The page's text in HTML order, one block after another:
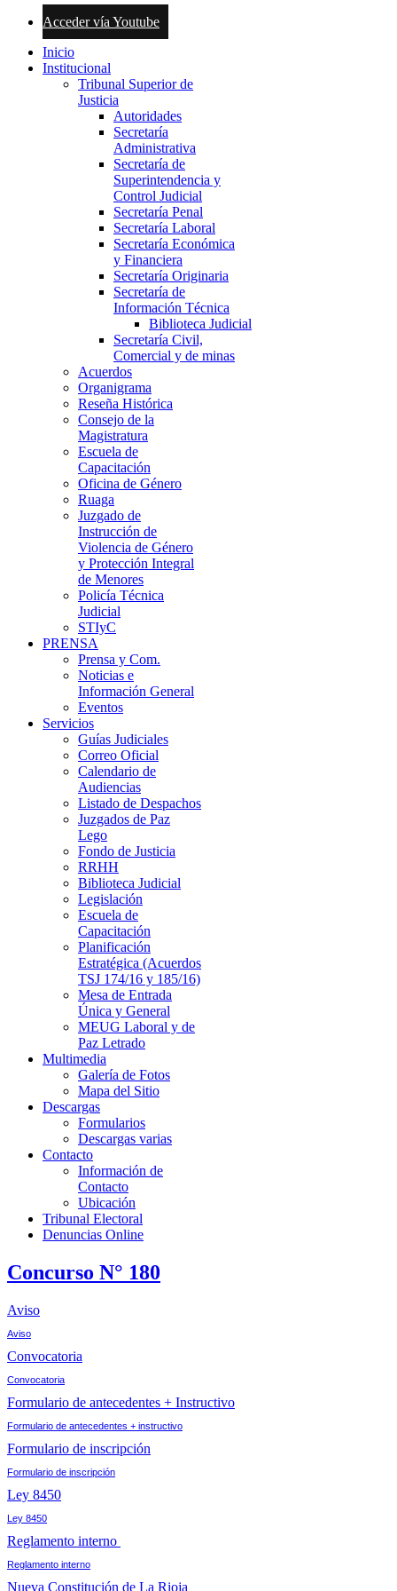
Acceder vía Youtube
Inicio
Institucional
Tribunal Superior de
Justicia
Autoridades
Secretaría
Administrativa
Secretaría de
Superintendencia y
Control Judicial
Secretaría Penal
Secretaría Laboral
Secretaría Económica
y Financiera
Secretaría Originaria
Secretaría de
Información Técnica
Biblioteca Judicial
Secretaría Civil,
Comercial y de minas
Acuerdos
Organigrama
Reseña Histórica
Consejo de la
Magistratura
Escuela de
Capacitación
Oficina de Género
Ruaga
Juzgado de
Instrucción de
Violencia de Género
y Protección Integral
de Menores
Policía Técnica
Judicial
STIyC
PRENSA
Prensa y Com.
Noticias e
Información General
Eventos
Servicios
Guías Judiciales
Correo Oficial
Calendario de
Audiencias
Listado de Despachos
Juzgados de Paz
Lego
Fondo de Justicia
RRHH
Biblioteca Judicial
Legislación
Escuela de
Capacitación
Planificación
Estratégica (Acuerdos
TSJ 174/16 y 185/16)
Mesa de Entrada
Única y General
MEUG Laboral y de
Paz Letrado
Multimedia
Galería de Fotos
Mapa del Sitio
Descargas
Formularios
Descargas varias
Contacto
Información de
Contacto
Ubicación
Tribunal Electoral
Denuncias Online
Concurso N° 180
Aviso
Aviso
Convocatoria
Convocatoria
Formulario de antecedentes + Instructivo
Formulario de antecedentes + instructivo
Formulario de inscripción
Formulario de inscripción
Ley 8450
Ley 8450
Reglamento interno
Reglamento interno
Nueva Constitución de La Rioja